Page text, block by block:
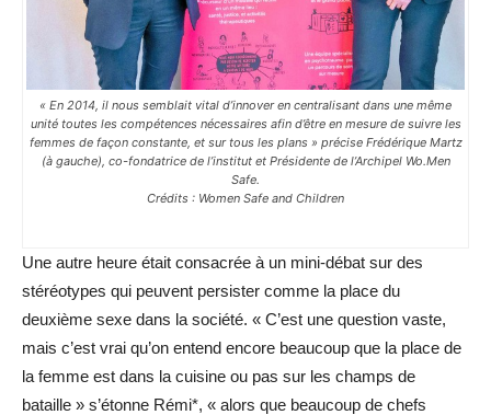
« En 2014, il nous semblait vital d’innover en centralisant dans une même
unité toutes les compétences nécessaires afin d’être en mesure de suivre les
femmes de façon constante, et sur tous les plans » précise Frédérique Martz
(à gauche), co-fondatrice de l’institut et Présidente de l’Archipel Wo.Men
Safe.
Crédits : Women Safe and Children
Une autre heure était consacrée à un mini-débat sur des
stéréotypes qui peuvent persister comme la place du
deuxième sexe dans la société. « C’est une question vaste,
mais c’est vrai qu’on entend encore beaucoup que la place de
la femme est dans la cuisine ou pas sur les champs de
bataille » s’étonne Rémi*, « alors que beaucoup de chefs